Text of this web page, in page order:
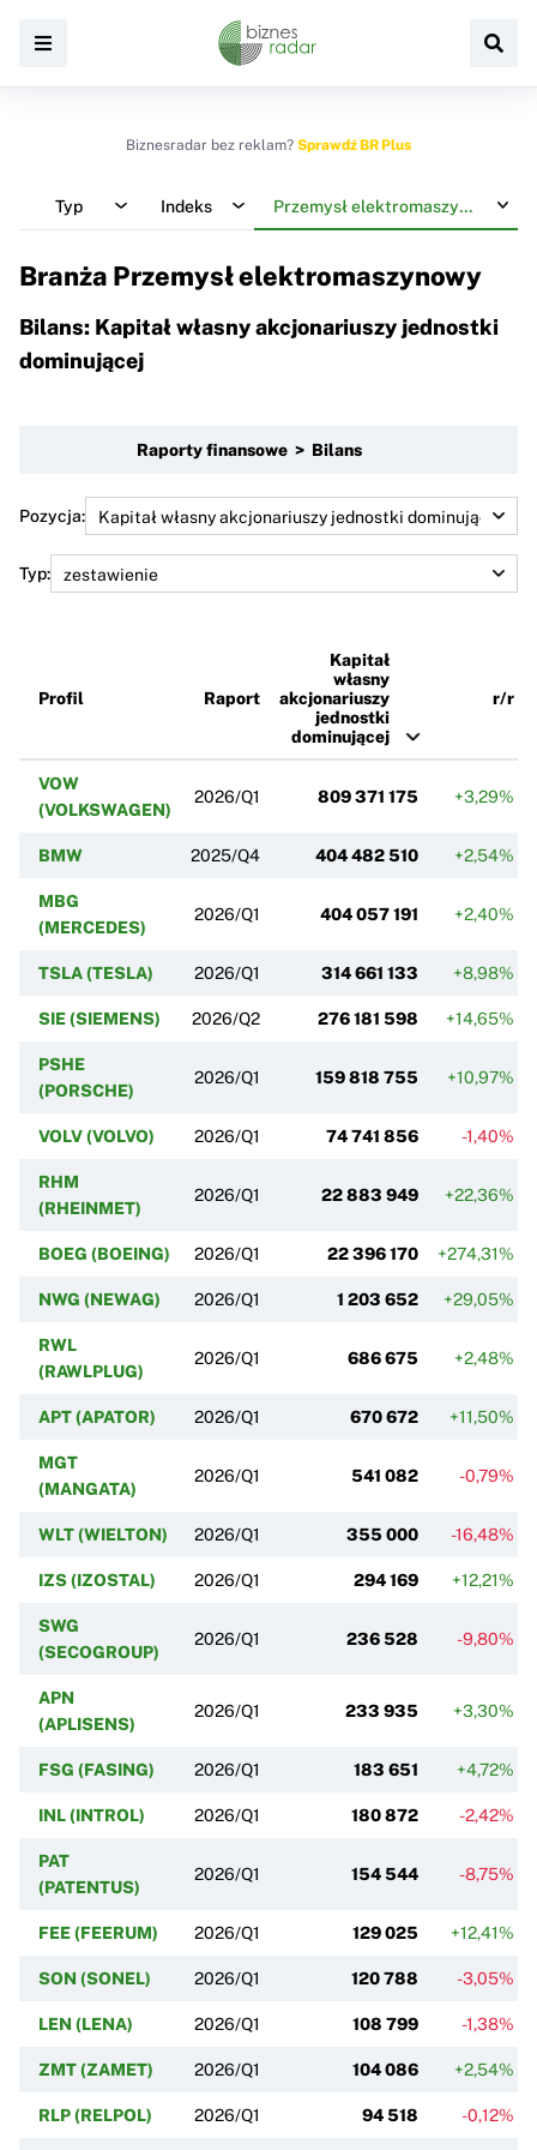
Biznesradar bez reklam? Sprawdź BR Plus
Typ Indeks Przemysł elektromaszynowy
Branża Przemysł elektromaszynowy
Bilans: Kapitał własny akcjonariuszy jednostki
dominującej
Raporty finansowe > Bilans
Pozycja:
Typ:
Profil Raport
Kapitał
własny
akcjonariuszy
jednostki
dominującej
r/r
VOW
(VOLKSWAGEN)
2026/Q1 809 371 175 +3,29%
BMW 2025/Q4 404 482 510 +2,54%
MBG
(MERCEDES)
2026/Q1 404 057 191 +2,40%
TSLA (TESLA) 2026/Q1 314 661 133 +8,98%
SIE (SIEMENS) 2026/Q2 276 181 598 +14,65%
PSHE
(PORSCHE)
2026/Q1 159 818 755 +10,97%
VOLV (VOLVO) 2026/Q1 74 741 856 -1,40%
RHM
(RHEINMET)
2026/Q1 22 883 949 +22,36%
BOEG (BOEING) 2026/Q1 22 396 170 +274,31%
NWG (NEWAG) 2026/Q1 1 203 652 +29,05%
RWL
(RAWLPLUG)
2026/Q1 686 675 +2,48%
APT (APATOR) 2026/Q1 670 672 +11,50%
MGT
(MANGATA)
2026/Q1 541 082 -0,79%
WLT (WIELTON) 2026/Q1 355 000 -16,48%
IZS (IZOSTAL) 2026/Q1 294 169 +12,21%
SWG
(SECOGROUP)
2026/Q1 236 528 -9,80%
APN
(APLISENS)
2026/Q1 233 935 +3,30%
FSG (FASING) 2026/Q1 183 651 +4,72%
INL (INTROL) 2026/Q1 180 872 -2,42%
PAT
(PATENTUS)
2026/Q1 154 544 -8,75%
FEE (FEERUM) 2026/Q1 129 025 +12,41%
SON (SONEL) 2026/Q1 120 788 -3,05%
LEN (LENA) 2026/Q1 108 799 -1,38%
ZMT (ZAMET) 2026/Q1 104 086 +2,54%
RLP (RELPOL) 2026/Q1 94 518 -0,12%